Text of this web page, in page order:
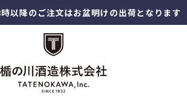
以降のご注文はお盆明けの出荷となります